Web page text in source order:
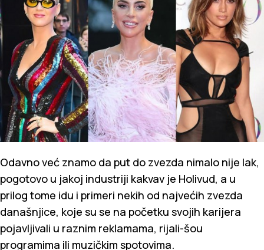
Odavno već znamo da put do zvezda nimalo nije lak,
pogotovo u jakoj industriji kakvav je Holivud, a u
prilog tome idu i primeri nekih od najvećih zvezda
današnjice, koje su se na početku svojih karijera
pojavljivali u raznim reklamama, rijali-šou
programima ili muzičkim spotovima.